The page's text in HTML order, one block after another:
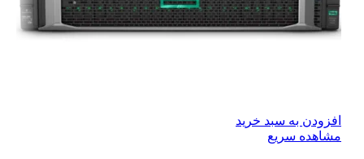
افزودن به سبد خرید
مشاهده سریع